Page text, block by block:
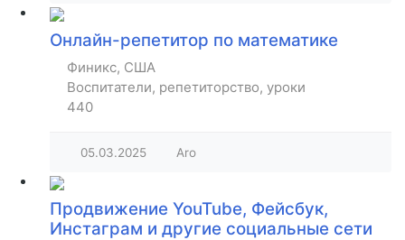
Онлайн-репетитор по математике
Финикс, США
Воспитатели, репетиторство, уроки
440
05.03.2025 Aro
Продвижение YouTube, Фейсбук,
Инстаграм и другие социальные сети